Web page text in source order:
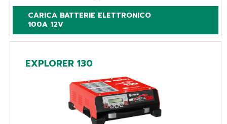
CARICA BATTERIE ELETTRONICO
100A 12V
EXPLORER 130